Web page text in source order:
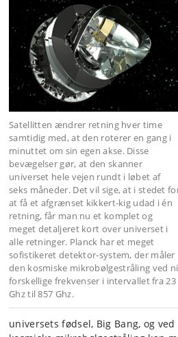
Satellitten ændrer retning hver time
samtidig med, at den roterer en gang i
minuttet om sin egen akse. Disse
bevægelser gør, at den skanner
universet hele vejen rundt i løbet af
seks måneder. Det vil sige, at i stedet
at få et afgrænset kikkert-kig udad i én
retning, får man nu et komplet og
meget detaljeret kort over universet i
alle retninger. Planck har et meget
sofistikeret detektor-system, der måler
den kosmiske mikrobølgestråling ved ni
forskellige frekvenser i intervallet fra 23
Ghz til 857 Ghz.
universets fødsel, Big Bang, og